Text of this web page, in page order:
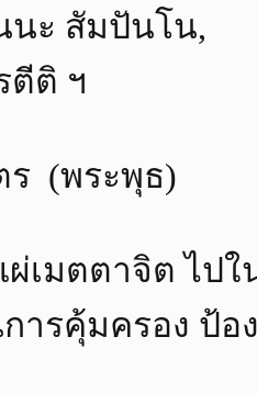
นะ สัมปันโน,
ตีติ ฯ
ร (พระพุธ)
ตตาจิต ไปใน
ารคุ้มครอง ป้